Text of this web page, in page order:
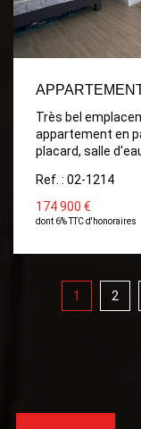
Très bel
appartement en
placard, salle
parking privé
Ref. : 02-1214
174 900 €
dont 6% TTC d'honoraires
1 2